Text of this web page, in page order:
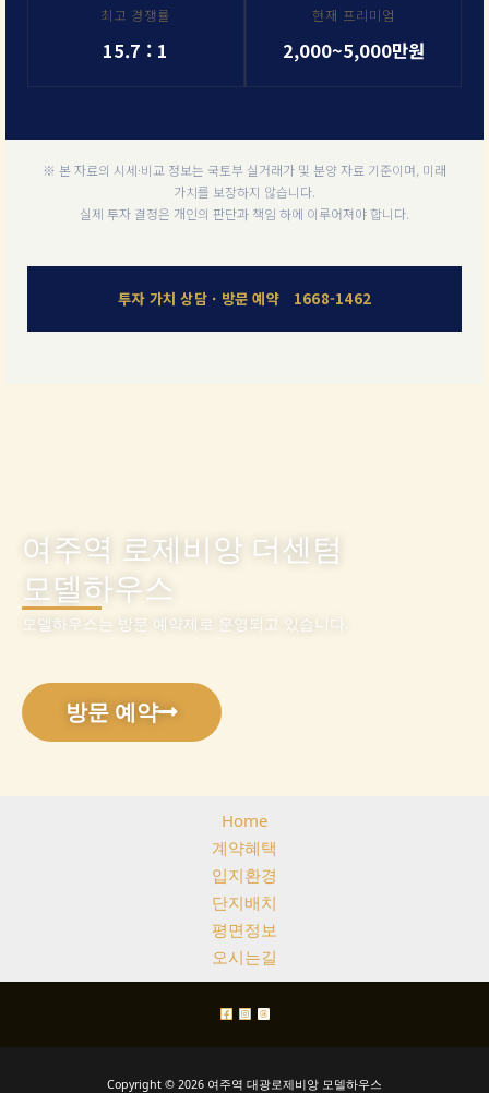
최고 경쟁률
15.7 : 1
현재 프리미엄
2,000~5,000만원
※ 본 자료의 시세·비교 정보는 국토부 실거래가 및 분양 자료 기준이며, 미래
가치를 보장하지 않습니다.
실제 투자 결정은 개인의 판단과 책임 하에 이루어져야 합니다.
투자 가치 상담 · 방문 예약 1668-1462
여주역 로제비앙 더센텀
모델하우스
모델하우스는 방문 예약제로 운영되고 있습니다.
방문 예약
Home
계약혜택
입지환경
단지배치
평면정보
오시는길
Copyright © 2026 여주역 대광로제비앙 모델하우스